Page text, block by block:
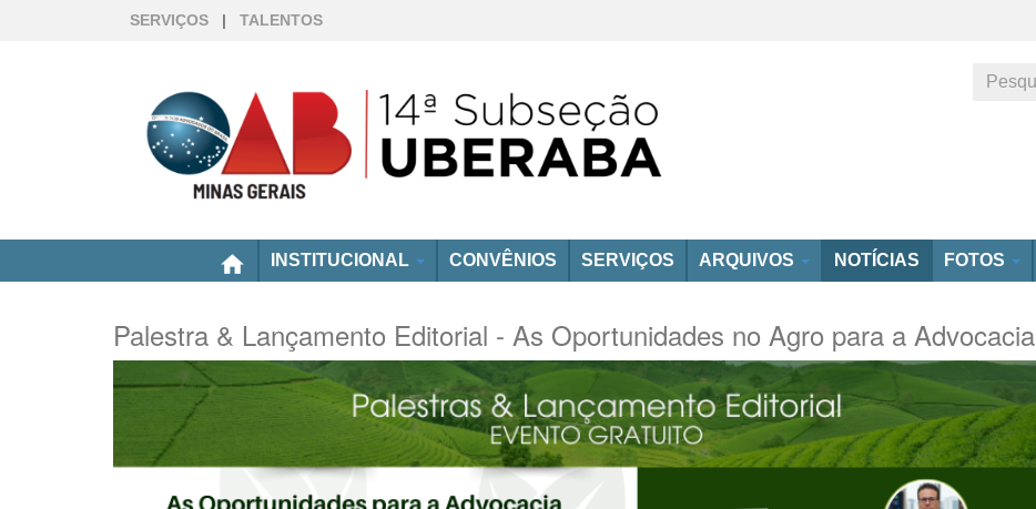
SERVIÇOS | TALENTOS
home INSTITUCIONAL CONVÊNIOS SERVIÇOS ARQUIVOS NOTÍCIAS FOTOS
Palestra & Lançamento Editorial - As Oportunidades no Agro para a Advocacia